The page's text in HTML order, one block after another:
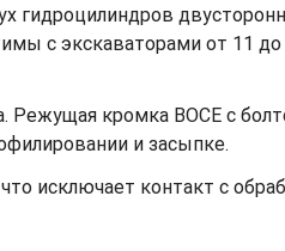
гидроцилиндров
с экскаваторами от 11 до
Режущая кромка BOCE с
и засыпке.
исключает контакт с